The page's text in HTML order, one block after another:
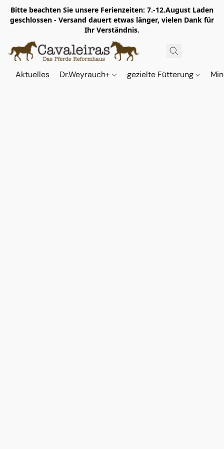
Bitte beachten Sie unsere Ferienzeiten: 7.-12.August Laden
geschlossen - Versand dauert etwas länger, vielen Dank für
Ihr Verständnis.
Aktuelles Dr.Weyrauch+ gezielte Fütterung